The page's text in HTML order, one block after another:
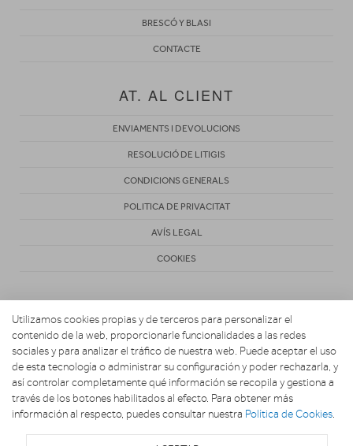
BRESCÓ Y BLASI
CONTACTE
AT. AL CLIENT
ENVIAMENTS I DEVOLUCIONS
RESOLUCIÓ DE LITIGIS
CONDICIONS GENERALS
POLITICA DE PRIVACITAT
AVÍS LEGAL
COOKIES
Copyright 2026. BRESCÓ Y BLASI
Utilizamos cookies propias y de terceros para personalizar el
contenido de la web, proporcionarle funcionalidades a las redes
sociales y para analizar el tráfico de nuestra web. Puede aceptar el uso
de esta tecnología o administrar su configuración y poder rechazarla, y
así controlar completamente qué información se recopila y gestiona a
través de los botones habilitados al efecto. Para obtener más
información al respecto, puedes consultar nuestra Política de Cookies.